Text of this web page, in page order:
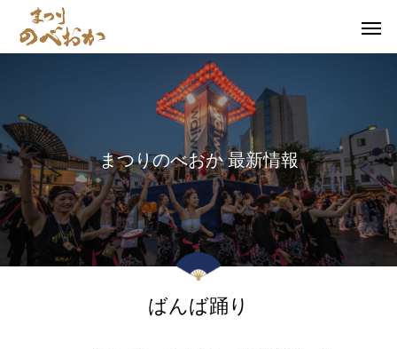
まつりのべおか 最新情報
ばんば踊り